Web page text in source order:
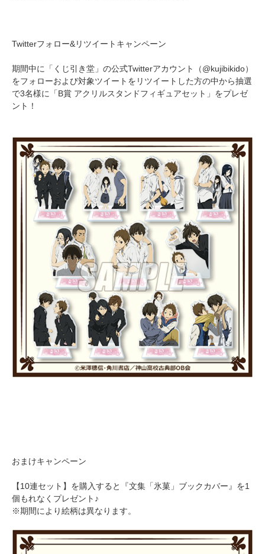
Twitterフォロー&リツイートキャンペーン
期間中に「くじ引き堂」の公式Twitterアカウント（@kujibikido）
をフォローおよび対象ツイートをリツイートした方の中から抽選
で3名様に「B賞 アクリルスタンドフィギュアセット」をプレゼ
ント！
おまけキャンペーン
【10連セット】を購入すると『文集「氷菓」ブックカバー』を1
個もれなくプレゼント♪
※期間により絵柄は異なります。